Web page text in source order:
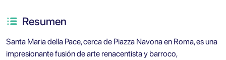
Resumen
Santa Maria della Pace, cerca de Piazza Navona en Roma, es una
impresionante fusión de arte renacentista y barroco,